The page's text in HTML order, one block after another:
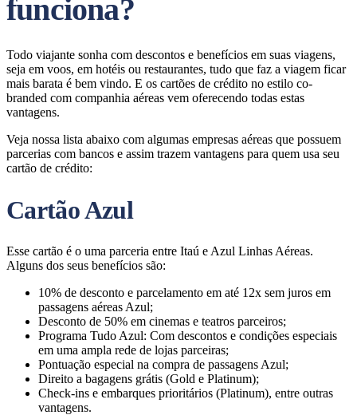
funciona?
Todo viajante sonha com descontos e benefícios em suas viagens,
seja em voos, em hotéis ou restaurantes, tudo que faz a viagem ficar
mais barata é bem vindo. E os cartões de crédito no estilo co-
branded com companhia aéreas vem oferecendo todas estas
vantagens.
Veja nossa lista abaixo com algumas empresas aéreas que possuem
parcerias com bancos e assim trazem vantagens para quem usa seu
cartão de crédito:
Cartão Azul
Esse cartão é o uma parceria entre Itaú e Azul Linhas Aéreas.
Alguns dos seus benefícios são:
10% de desconto e parcelamento em até 12x sem juros em
passagens aéreas Azul;
Desconto de 50% em cinemas e teatros parceiros;
Programa Tudo Azul: Com descontos e condições especiais
em uma ampla rede de lojas parceiras;
Pontuação especial na compra de passagens Azul;
Direito a bagagens grátis (Gold e Platinum);
Check-ins e embarques prioritários (Platinum), entre outras
vantagens.